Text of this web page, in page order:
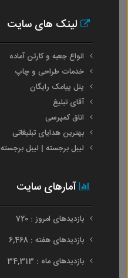
لینک های سایت
انواع جعبه و کارتن آماده
خدمات طراحی و چاپ
پنل پیامک رایگان
آقای تبلیغ
اتاق کمپرسی
بهترین هدایای تبلیغاتی
لیبل برجسته | لیبل برجسته UV DTF | لیبل UV DTF
آمارهای سایت
بازدیدهای امروز : 720
بازدیدهای هفته : 6,468
بازدیدهای ماه : 34,313